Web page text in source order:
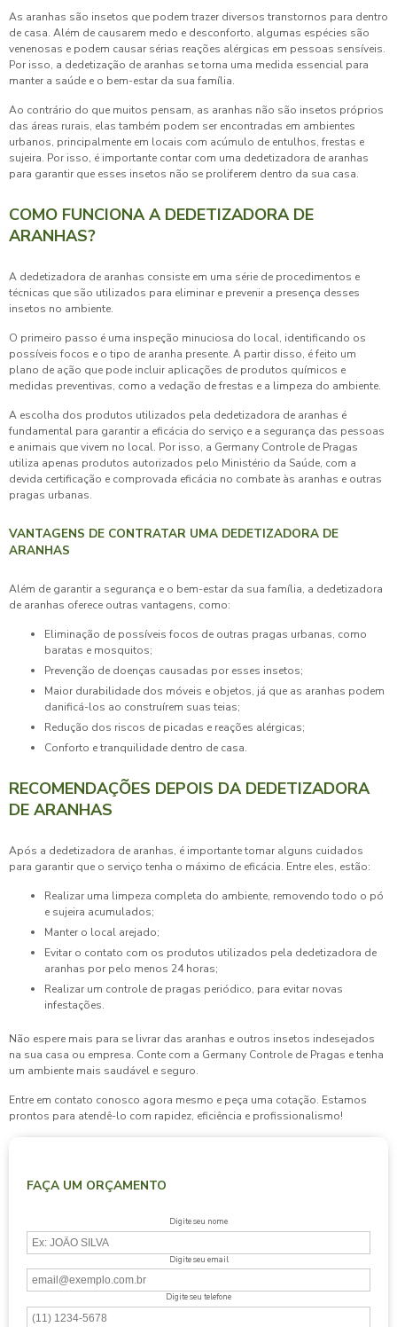
As aranhas são insetos que podem trazer diversos transtornos para dentro
de casa. Além de causarem medo e desconforto, algumas espécies são
venenosas e podem causar sérias reações alérgicas em pessoas sensíveis.
Por isso, a dedetização de aranhas se torna uma medida essencial para
manter a saúde e o bem-estar da sua família.
Ao contrário do que muitos pensam, as aranhas não são insetos próprios
das áreas rurais, elas também podem ser encontradas em ambientes
urbanos, principalmente em locais com acúmulo de entulhos, frestas e
sujeira. Por isso, é importante contar com uma dedetizadora de aranhas
para garantir que esses insetos não se proliferem dentro da sua casa.
COMO FUNCIONA A DEDETIZADORA DE
ARANHAS?
A dedetizadora de aranhas consiste em uma série de procedimentos e
técnicas que são utilizados para eliminar e prevenir a presença desses
insetos no ambiente.
O primeiro passo é uma inspeção minuciosa do local, identificando os
possíveis focos e o tipo de aranha presente. A partir disso, é feito um
plano de ação que pode incluir aplicações de produtos químicos e
medidas preventivas, como a vedação de frestas e a limpeza do ambiente.
A escolha dos produtos utilizados pela dedetizadora de aranhas é
fundamental para garantir a eficácia do serviço e a segurança das pessoas
e animais que vivem no local. Por isso, a Germany Controle de Pragas
utiliza apenas produtos autorizados pelo Ministério da Saúde, com a
devida certificação e comprovada eficácia no combate às aranhas e outras
pragas urbanas.
VANTAGENS DE CONTRATAR UMA DEDETIZADORA DE
ARANHAS
Além de garantir a segurança e o bem-estar da sua família, a dedetizadora
de aranhas oferece outras vantagens, como:
Eliminação de possíveis focos de outras pragas urbanas, como
baratas e mosquitos;
Prevenção de doenças causadas por esses insetos;
Maior durabilidade dos móveis e objetos, já que as aranhas podem
danificá-los ao construírem suas teias;
Redução dos riscos de picadas e reações alérgicas;
Conforto e tranquilidade dentro de casa.
RECOMENDAÇÕES DEPOIS DA DEDETIZADORA
DE ARANHAS
Após a dedetizadora de aranhas, é importante tomar alguns cuidados
para garantir que o serviço tenha o máximo de eficácia. Entre eles, estão:
Realizar uma limpeza completa do ambiente, removendo todo o pó
e sujeira acumulados;
Manter o local arejado;
Evitar o contato com os produtos utilizados pela dedetizadora de
aranhas por pelo menos 24 horas;
Realizar um controle de pragas periódico, para evitar novas
infestações.
Não espere mais para se livrar das aranhas e outros insetos indesejados
na sua casa ou empresa. Conte com a Germany Controle de Pragas e tenha
um ambiente mais saudável e seguro.
Entre em contato conosco agora mesmo e peça uma cotação. Estamos
prontos para atendê-lo com rapidez, eficiência e profissionalismo!
FAÇA UM ORÇAMENTO
Digite seu nome
Digite seu email
Digite seu telefone